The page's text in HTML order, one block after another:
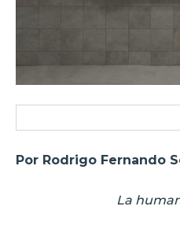
Por Rodrigo Fernando
La